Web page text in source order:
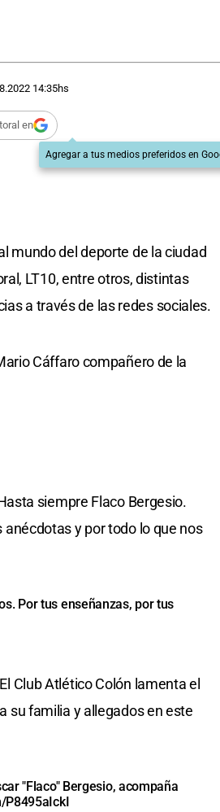
14:35hs
en
Agregar a tus medios preferidos en
mundo del deporte de la ciudad
LT10, entre otros, distintas
a través de las redes sociales.
Cáffaro compañero de la
siempre Flaco Bergesio.
y por todo lo que nos
Por tus enseñanzas, por tus
Club Atlético Colón lamenta el
su familia y allegados en este
"Flaco" Bergesio, acompaña
P8495aIckI